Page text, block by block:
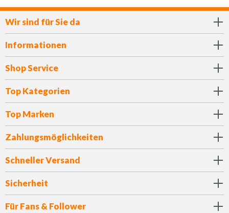
Wir sind für Sie da
Informationen
Shop Service
Top Kategorien
Top Marken
Zahlungsmöglichkeiten
Schneller Versand
Sicherheit
Für Fans & Follower